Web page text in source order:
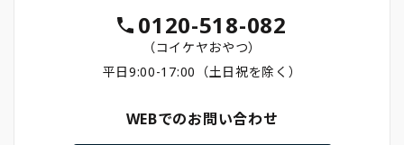
0120-518-082
（コイケヤおやつ）
平日9:00-17:00（土日祝を除く）
WEBでのお問い合わせ